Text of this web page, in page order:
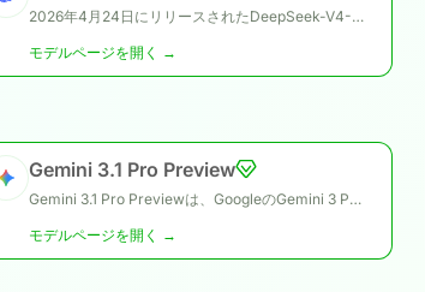
2026年4月24日にリリースされたDeepSeek-V4-Flashは、DeepSeek V4プレビューファミリーにおけるより高速でコスト効率の高いモデルです。13Bアクティブパラメータを持つMixture-of-Experts（MoE）言語モデルで、100万トークンのコンテキストウィンドウを備えています。
モデルページを開く →
Gemini 3.1 Pro Preview
Gemini 3.1 Pro Previewは、GoogleのGemini 3 Proシリーズの性能と信頼性を改善するために設計されたプレビューモデルです。より高度な思考能力、トークン効率の改善、複雑な現実世界タスクにおける安定した動作を提供します。
モデルページを開く →